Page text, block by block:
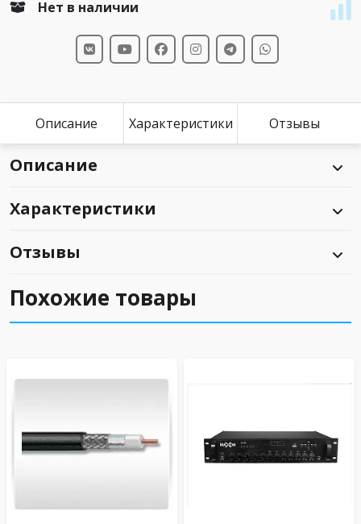
Нет в наличии
Описание Характеристики Отзывы
Описание
Характеристики
Отзывы
Похожие товары